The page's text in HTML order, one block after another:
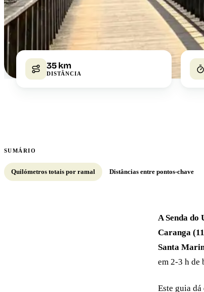
35 km
DISTÂNCIA
SUMÁRIO
Quilómetros totais por ramal Distâncias entre pontos-chave
A Senda do
Caranga
Santa
em 2-3 h de
Este guia